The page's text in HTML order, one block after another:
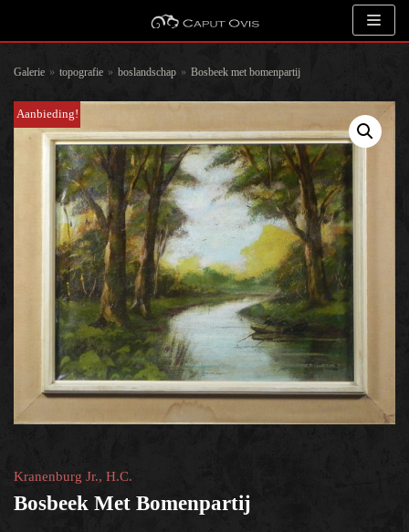
naar
Galerie » topografie » boslandschap » Bosbeek met bomenpartij
Aanbieding!
Kranenburg Jr., H.C.
Bosbeek Met Bomenpartij
Zoeken
Kunstenaar
Onderwerp
boslandschap